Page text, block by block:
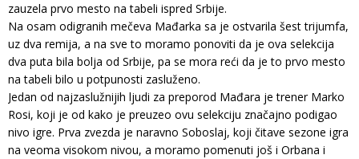
zauzela prvo mesto na tabeli ispred Srbije.
Na osam odigranih mečeva Mađarka sa je ostvarila šest trijumfa,
uz dva remija, a na sve to moramo ponoviti da je ova selekcija
dva puta bila bolja od Srbije, pa se mora reći da je to prvo mesto
na tabeli bilo u potpunosti zasluženo.
Jedan od najzaslužnijih ljudi za preporod Mađara je trener Marko
Rosi, koji je od kako je preuzeo ovu selekciju značajno podigao
nivo igre. Prva zvezda je naravno Soboslaj, koji čitave sezone igra
na veoma visokom nivou, a moramo pomenuti još i Orbana i